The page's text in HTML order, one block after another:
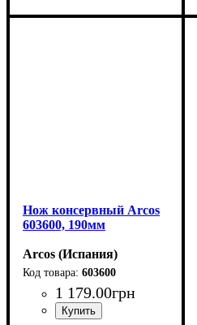
Нож консервный Arcos
603600, 190мм
Arcos (Испания)
603600
1 179.00грн